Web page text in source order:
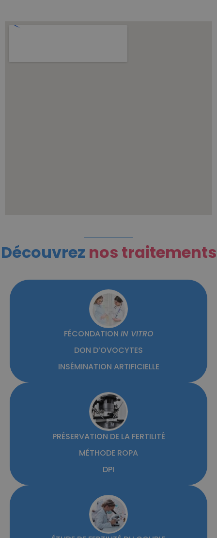
Découvrez nos traitements
FÉCONDATION IN VITRO
DON D’OVOCYTES
INSÉMINATION ARTIFICIELLE
PRÉSERVATION DE LA FERTILITÉ
MÉTHODE ROPA
DPI